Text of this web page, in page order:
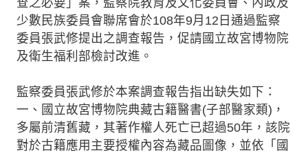
少數民族委員會聯席會於108年9月12日通過監察
委員張武修提出之調查報告，促請國立故宮博物院
及衛生福利部檢討改進。
監察委員張武修於本案調查報告指出缺失如下：
一、國立故宮博物院典藏古籍醫書(子部醫家類)，
多屬前清舊藏，其著作權人死亡已超過50年，該院
對於古籍應用主要授權內容為藏品圖像，並依「國